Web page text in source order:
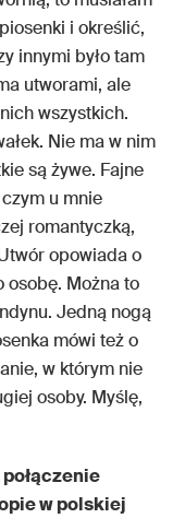
i określić,
innymi było tam
utworami, ale
wszystkich.
Nie ma w nim
są żywe. Fajne
u mnie
romantyczką,
opowiada o
osobę. Można to
Jedną nogą
mówi też o
w którym nie
osoby. Myślę,
w polskiej